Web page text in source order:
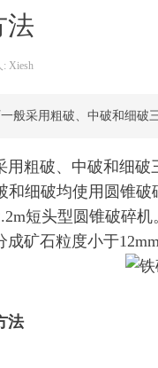
法
Xiesh
般采用粗破、中破和细破
破、中破和细破
和细破均使用圆锥
短头型圆锥破碎
矿石粒度小于
法